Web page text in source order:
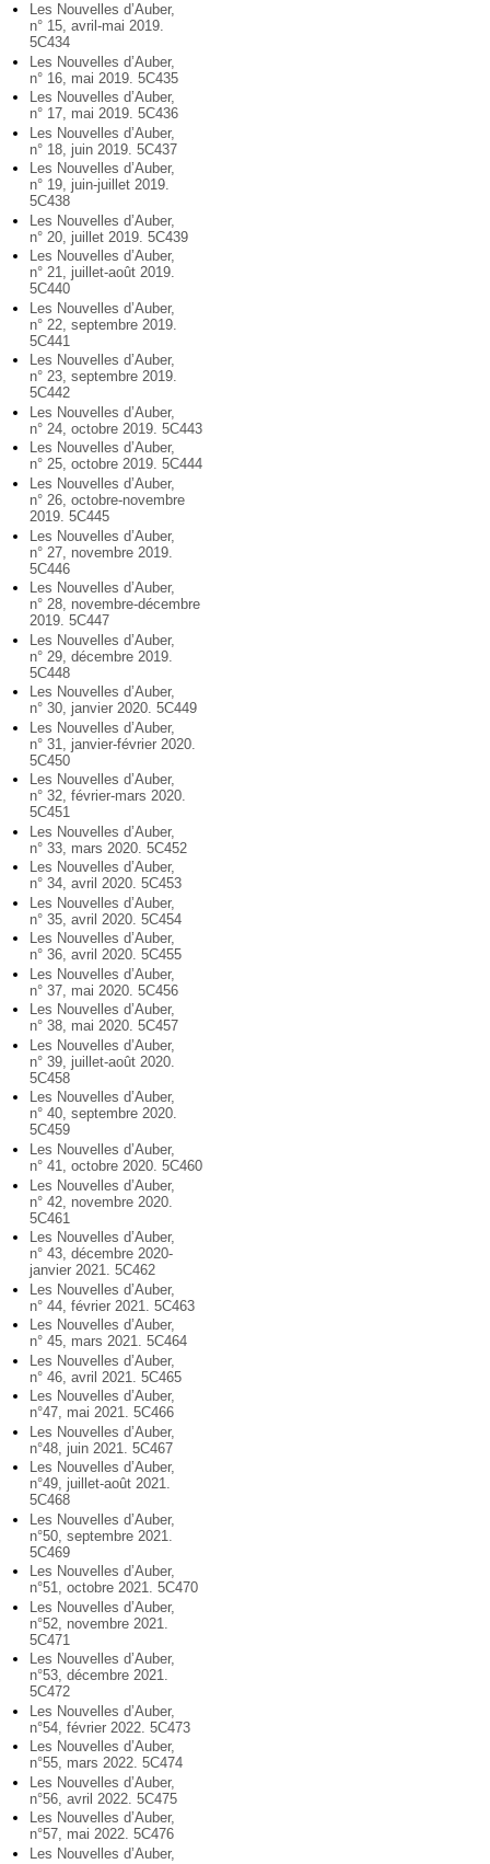
Les Nouvelles d’Auber,
n° 15, avril-mai 2019.
5C434
Les Nouvelles d’Auber,
n° 16, mai 2019. 5C435
Les Nouvelles d’Auber,
n° 17, mai 2019. 5C436
Les Nouvelles d’Auber,
n° 18, juin 2019. 5C437
Les Nouvelles d’Auber,
n° 19, juin-juillet 2019.
5C438
Les Nouvelles d’Auber,
n° 20, juillet 2019. 5C439
Les Nouvelles d’Auber,
n° 21, juillet-août 2019.
5C440
Les Nouvelles d’Auber,
n° 22, septembre 2019.
5C441
Les Nouvelles d’Auber,
n° 23, septembre 2019.
5C442
Les Nouvelles d’Auber,
n° 24, octobre 2019. 5C443
Les Nouvelles d’Auber,
n° 25, octobre 2019. 5C444
Les Nouvelles d’Auber,
n° 26, octobre-novembre
2019. 5C445
Les Nouvelles d’Auber,
n° 27, novembre 2019.
5C446
Les Nouvelles d’Auber,
n° 28, novembre-décembre
2019. 5C447
Les Nouvelles d’Auber,
n° 29, décembre 2019.
5C448
Les Nouvelles d’Auber,
n° 30, janvier 2020. 5C449
Les Nouvelles d’Auber,
n° 31, janvier-février 2020.
5C450
Les Nouvelles d’Auber,
n° 32, février-mars 2020.
5C451
Les Nouvelles d’Auber,
n° 33, mars 2020. 5C452
Les Nouvelles d’Auber,
n° 34, avril 2020. 5C453
Les Nouvelles d’Auber,
n° 35, avril 2020. 5C454
Les Nouvelles d’Auber,
n° 36, avril 2020. 5C455
Les Nouvelles d’Auber,
n° 37, mai 2020. 5C456
Les Nouvelles d’Auber,
n° 38, mai 2020. 5C457
Les Nouvelles d’Auber,
n° 39, juillet-août 2020.
5C458
Les Nouvelles d’Auber,
n° 40, septembre 2020.
5C459
Les Nouvelles d’Auber,
n° 41, octobre 2020. 5C460
Les Nouvelles d’Auber,
n° 42, novembre 2020.
5C461
Les Nouvelles d’Auber,
n° 43, décembre 2020-
janvier 2021. 5C462
Les Nouvelles d’Auber,
n° 44, février 2021. 5C463
Les Nouvelles d’Auber,
n° 45, mars 2021. 5C464
Les Nouvelles d’Auber,
n° 46, avril 2021. 5C465
Les Nouvelles d’Auber,
n°47, mai 2021. 5C466
Les Nouvelles d’Auber,
n°48, juin 2021. 5C467
Les Nouvelles d’Auber,
n°49, juillet-août 2021.
5C468
Les Nouvelles d’Auber,
n°50, septembre 2021.
5C469
Les Nouvelles d’Auber,
n°51, octobre 2021. 5C470
Les Nouvelles d’Auber,
n°52, novembre 2021.
5C471
Les Nouvelles d’Auber,
n°53, décembre 2021.
5C472
Les Nouvelles d’Auber,
n°54, février 2022. 5C473
Les Nouvelles d’Auber,
n°55, mars 2022. 5C474
Les Nouvelles d’Auber,
n°56, avril 2022. 5C475
Les Nouvelles d’Auber,
n°57, mai 2022. 5C476
Les Nouvelles d’Auber,